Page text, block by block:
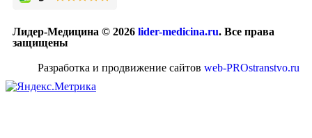
Лидер-Медицина © 2026 lider-medicina.ru. Все права
защищены
Разработка и продвижение сайтов web-PROstranstvo.ru